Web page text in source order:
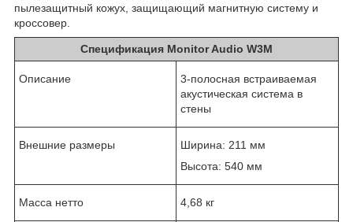
пылезащитный кожух, защищающий магнитную систему и
кроссовер.
Спецификация Monitor Audio W3M
Описание
3-полосная встраиваемая
акустическая система в
стены
Внешние размеры
Ширина: 211 мм
Высота: 540 мм
Масса нетто 4,68 кг